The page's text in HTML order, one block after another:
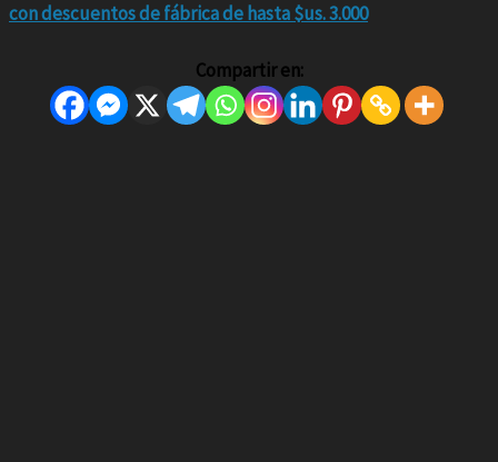
con descuentos de fábrica de hasta $us. 3.000
Compartir en: